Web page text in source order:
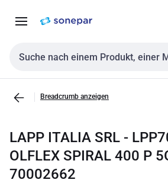
NavigationInhalt
Sucheingabe
Breadcrumb anzeigen
LAPP ITALIA SRL -
OLFLEX SPIRAL 400 P
70002662